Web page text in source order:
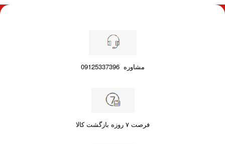
مشاوره09125337396
فرصت ۷ روزه بازگشت کالا